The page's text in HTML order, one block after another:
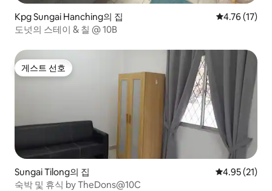
Kpg Sungai Hanching의 집 평점 4.76점
4.76 (17)
도넛의 스테이 & 칠 @ 10B
게스트 선호
게스트 선호
Sungai Tilong의 집 평점 4.95점
4.95 (21)
숙박 및 휴식 by TheDons@10C